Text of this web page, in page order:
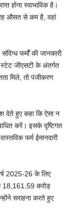
होना स्वाभाविक है।
औसत से कम है, वहां
फर्मों की जानकारी
जीएसटी के अंतर्गत
मिले, तो पंजीकरण
देते हुए कहा कि ऐसा न
करें। इसके दृष्टिगत
फर्म ईमानदारी
2025-26 के लिए
18,161.59 करोड़
सराहना करते हुए